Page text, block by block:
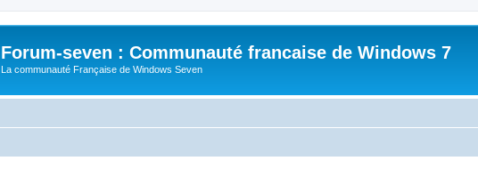
Forum-seven : Communauté francaise de Windows 7
La communauté Française de Windows Seven